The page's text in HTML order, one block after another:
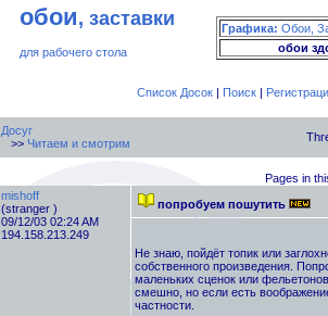
обои, заставки
для рабочего стола
Графика: Обои,
обои
Список Досок| Поиск|
Досуг
>> Читаем и смотрим
Pages in
mishoff
(stranger )
09/12/03 02:24 AM
194.158.213.249
попробуем пошутить
Не знаю, пойдёт топик или
собственного произведения.
маленьких сценок или
смешно, но если есть
частности.